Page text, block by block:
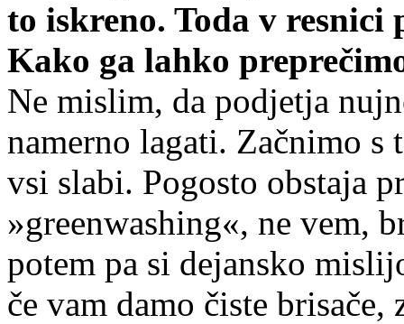
to iskreno. Toda v resnici
Kako ga lahko
Ne mislim, da podjetja
namerno lagati. Začnimo s
vsi slabi. Pogosto obstaja
»greenwashing«, ne vem,
potem pa si dejansko
če vam damo čiste